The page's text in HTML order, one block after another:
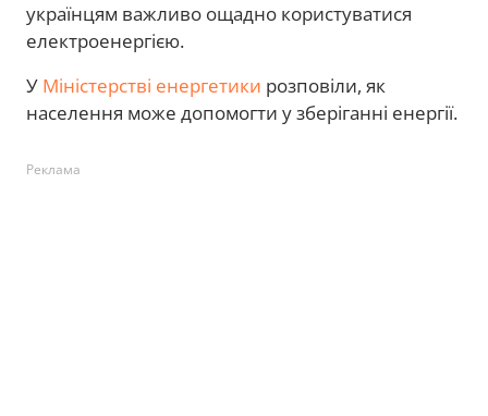
українцям важливо ощадно користуватися
електроенергією.
У Міністерстві енергетики розповіли, як
населення може допомогти у зберіганні енергії.
Реклама